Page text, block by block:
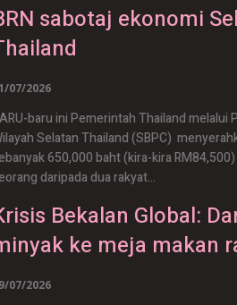
sabotaj ekonomi
07/2026
baru ini Pemerintah Thailand melalui
Selatan Thailand (SBPC)
650,000 baht (kira-kira
daripada dua rakyat...
Bekalan Global:
ke meja makan
07/2026